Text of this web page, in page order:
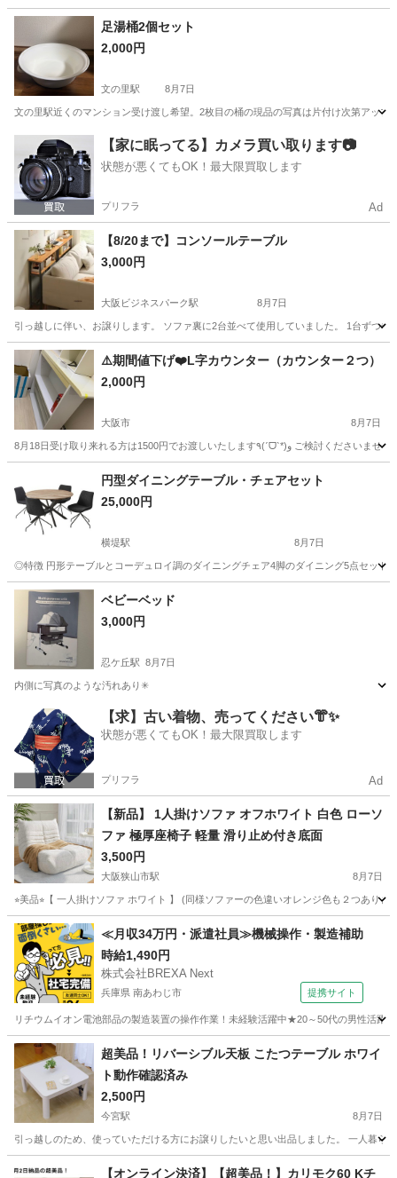
大阪 吹田市 万博記念公園駅
足湯桶2個セット
2,000円
文の里駅 8月7日
文の里駅近くのマンション受け渡し希望。2枚目の桶の現品の写真は片付け次第アップ
大阪市 文の里駅 家具
【家に眠ってる】カメラ買い取ります📷
状態が悪くてもOK！最大限買取します
プリフラ Ad
【8/20まで】コンソールテーブル
3,000円
大阪ビジネスパーク駅 8月7日
引っ越しに伴い、お譲りします。 ソファ裏に2台並べて使用していました。 1台ずつ
大阪 大阪市 大阪ビジネスパーク駅 収納家具
⚠️期間値下げ❤️L字カウンター（カウンター２つ）
2,000円
大阪市 8月7日
ダイニングセット カウンター
円型ダイニングテーブル・チェアセット
25,000円
横堤駅 8月7日
◎特徴 円形テーブルとコーデュロイ調のダイニングチェア4脚のダイニング5点セット
大阪 大阪市 横堤駅 ダイニングセット
ベビーベッド
3,000円
忍ケ丘駅 8月7日
内側に写真のような汚れあり✳︎
大阪 四條畷市 忍ケ丘駅 ベッド 汚れ
【求】古い着物、売ってください👘✨
状態が悪くてもOK！最大限買取します
プリフラ Ad
【新品】 1人掛けソファ オフホワイト 白色 ローソ
ファ 極厚座椅子 軽量 滑り止め付き底面
3,500円
大阪狭山市駅 8月7日
⭐︎美品⭐︎【 一人掛けソファ ホワイト 】 (同様ソファーの色違いオレンジ色も２つあり
大阪 大阪狭山市 大阪狭山市駅 ソファ
≪月収34万円・派遣社員≫機械操作・製造補助
時給1,490円
株式会社BREXA Next
兵庫県 南あわじ市 提携サイト
リチウムイオン電池部品の製造装置の操作作業！未経験活躍中★20～50代の男性活
兵庫 南あわじ市 その他
超美品！リバーシブル天板 こたつテーブル ホワイ
ト動作確認済み
2,500円
今宮駅 8月7日
引っ越しのため、使っていただける方にお譲りしたいと思い出品しました。 一人暮
大阪 大阪市 今宮駅 テーブル
【オンライン決済】【超美品！】カリモク60 Kチ